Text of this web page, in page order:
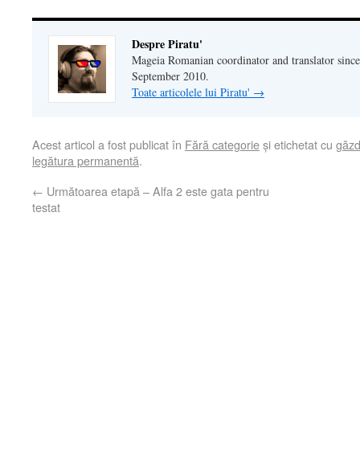
Despre Piratu'
Mageia Romanian coordinator and translator
September 2010.
Toate articolele lui Piratu' →
Acest articol a fost publicat în Fără categorieși etichetat cu
legătura permanentă.
← Următoarea etapă – Alfa 2 este gata pentru
testat